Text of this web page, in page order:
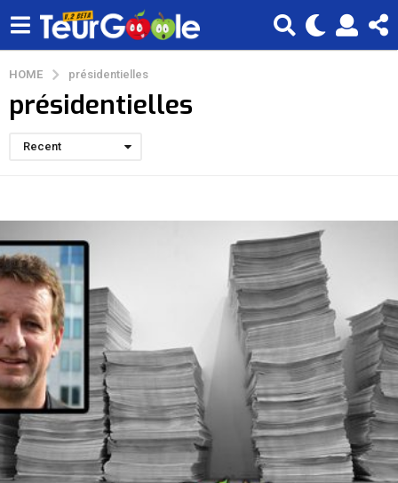
HOME présidentielles
présidentielles
Recent